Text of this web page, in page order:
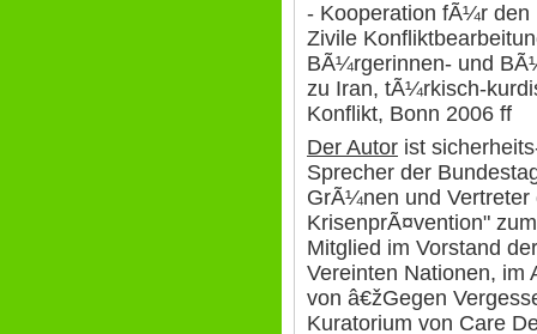
- Kooperation fÃ¼r den
Zivile
BÃ¼rgerinnen- und
zu Iran, tÃ¼rkisch-
Konflikt, Bonn 2006 ff
Der Autor ist
Sprecher der
GrÃ¼nen und Vertreter
KrisenprÃ¤vention"
Mitglied im Vorstand
Vereinten Nationen, im
von â€žGegen
Kuratorium von Care